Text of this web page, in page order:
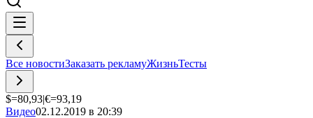
Все новостиЗаказать рекламуЖизньТесты
$=80,93|€=93,19
Видео02.12.2019 в 20:39